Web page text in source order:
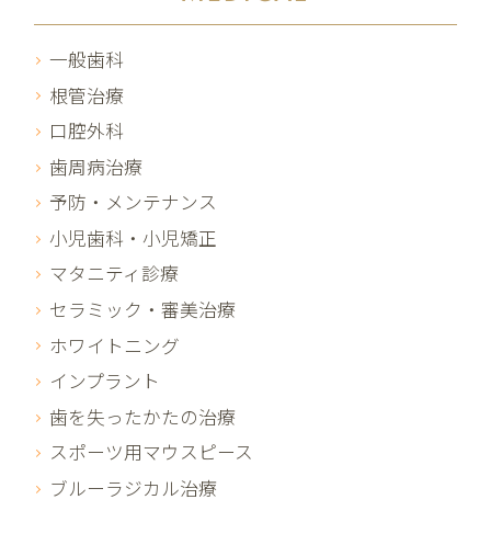
一般歯科
根管治療
口腔外科
歯周病治療
予防・メンテナンス
小児歯科・小児矯正
マタニティ診療
セラミック・審美治療
ホワイトニング
インプラント
歯を失ったかたの治療
スポーツ用マウスピース
ブルーラジカル治療